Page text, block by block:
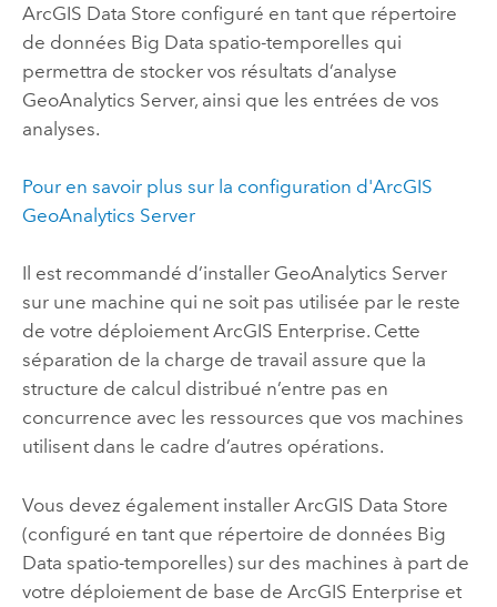
ArcGIS Data Store configuré en tant que répertoire
de données Big Data spatio-temporelles qui
permettra de stocker vos résultats d’analyse
GeoAnalytics Server, ainsi que les entrées de vos
analyses.
Pour en savoir plus sur la configuration d'ArcGIS
GeoAnalytics Server
Il est recommandé d’installer GeoAnalytics Server
sur une machine qui ne soit pas utilisée par le reste
de votre déploiement ArcGIS Enterprise. Cette
séparation de la charge de travail assure que la
structure de calcul distribué n’entre pas en
concurrence avec les ressources que vos machines
utilisent dans le cadre d’autres opérations.
Vous devez également installer ArcGIS Data Store
(configuré en tant que répertoire de données Big
Data spatio-temporelles) sur des machines à part de
votre déploiement de base de ArcGIS Enterprise et